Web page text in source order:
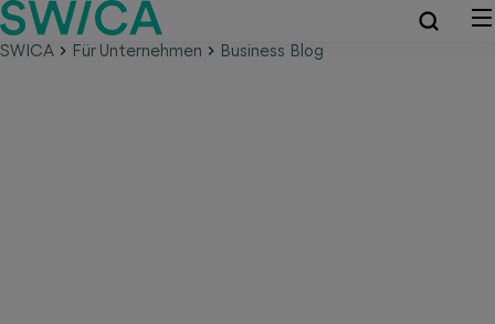
SWICA Für Unternehmen Business Blog